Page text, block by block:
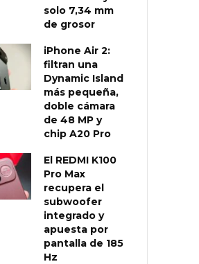
solo 7,34 mm
de grosor
iPhone Air 2:
filtran una
Dynamic Island
más pequeña,
doble cámara
de 48 MP y
chip A20 Pro
El REDMI K100
Pro Max
recupera el
subwoofer
integrado y
apuesta por
pantalla de 185
Hz